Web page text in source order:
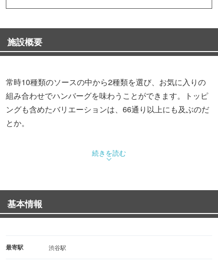
施設概要
常時10種類のソースの中から2種類を選び、お気に入りの
組み合わせでハンバーグを味わうことができます。トッピ
ングも含めたバリエーションは、66通り以上にも及ぶのだ
とか。
続きを読む
基本情報
最寄駅 渋谷駅